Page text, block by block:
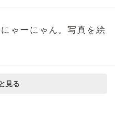
ゃーにゃん。写真を絵
見る